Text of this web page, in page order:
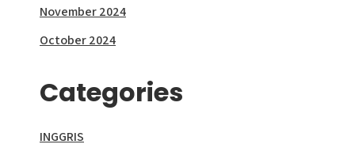
November 2024
October 2024
Categories
INGGRIS